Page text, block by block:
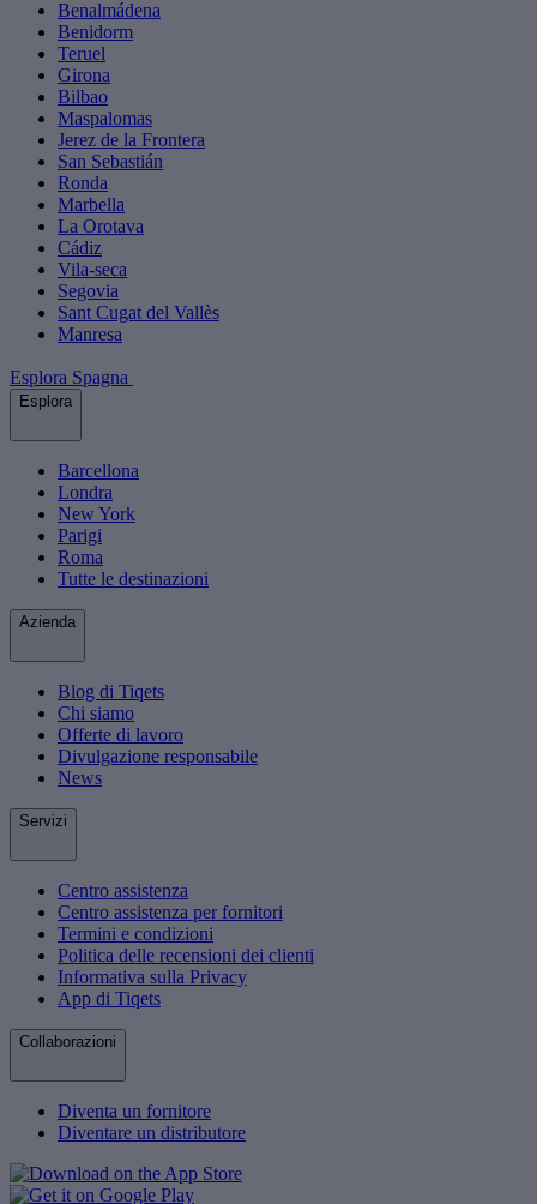
Benalmádena
Benidorm
Teruel
Girona
Bilbao
Maspalomas
Jerez de la Frontera
San Sebastián
Ronda
Marbella
La Orotava
Cádiz
Vila-seca
Segovia
Sant Cugat del Vallès
Manresa
Esplora Spagna
Esplora
Barcellona
Londra
New York
Parigi
Roma
Tutte le destinazioni
Azienda
Blog di Tiqets
Chi siamo
Offerte di lavoro
Divulgazione responsabile
News
Servizi
Centro assistenza
Centro assistenza per fornitori
Termini e condizioni
Politica delle recensioni dei clienti
Informativa sulla Privacy
App di Tiqets
Collaborazioni
Diventa un fornitore
Diventare un distributore